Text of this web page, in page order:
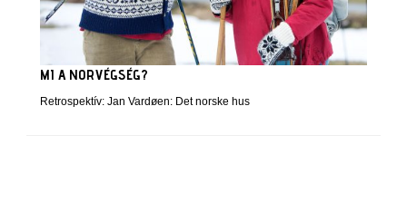
MI A NORVÉGSÉG?
Retrospektív: Jan Vardøen: Det norske hus